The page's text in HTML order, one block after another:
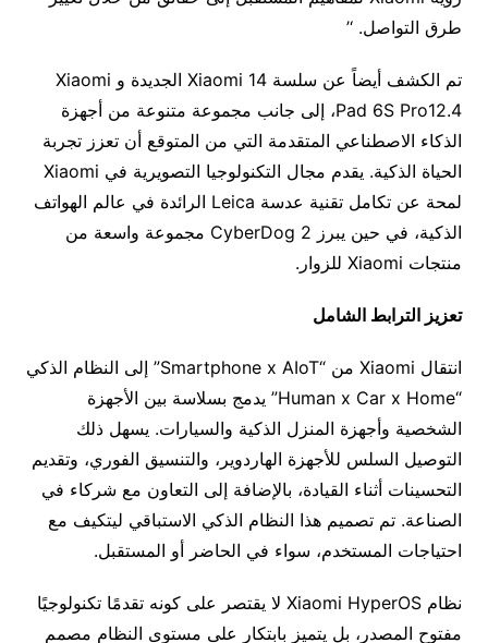
طرق التواصل. ‘’
تم الكشف أيضاً عن سلسة Xiaomi 14 الجديدة و Xiaomi
Pad 6S Pro12.4، إلى جانب مجموعة متنوعة من أجهزة
الذكاء الاصطناعي المتقدمة التي من المتوقع أن تعزز تجربة
الحياة الذكية. يقدم مجال التكنولوجيا التصويرية في Xiaomi
لمحة عن تكامل تقنية عدسة Leica الرائدة في عالم الهواتف
الذكية، في حين يبرز CyberDog 2 مجموعة واسعة من
منتجات Xiaomi للزوار.
تعزيز الترابط الشامل
انتقال Xiaomi من “Smartphone x AIoT” إلى النظام الذكي
“Human x Car x Home” يدمج بسلاسة بين الأجهزة
الشخصية وأجهزة المنزل الذكية والسيارات. يسهل ذلك
التوصيل السلس للأجهزة الهاردوير، والتنسيق الفوري، وتقديم
التحسينات أثناء القيادة، بالإضافة إلى التعاون مع شركاء في
الصناعة. تم تصميم هذا النظام الذكي الاستباقي ليتكيف مع
احتياجات المستخدم، سواء في الحاضر أو المستقبل.
نظام Xiaomi HyperOS لا يقتصر على كونه تقدمًا تكنولوجيًا
مفتوح المصدر، بل يتميز بابتكار على مستوى النظام مصمم